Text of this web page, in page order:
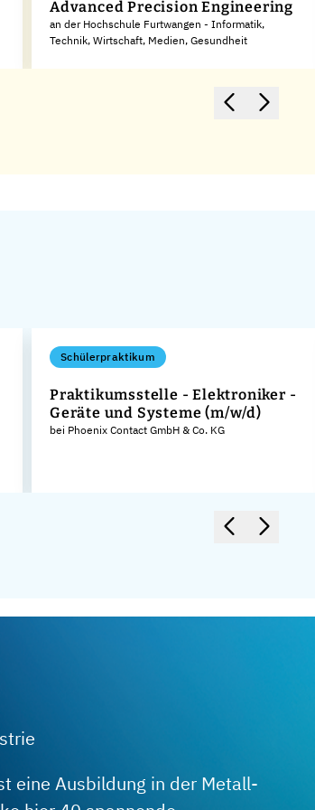
Advanced Precision Engineering
an der Hochschule Furtwangen - Informatik,
Technik, Wirtschaft, Medien, Gesundheit
Schülerpraktikum
Praktikumsstelle - Elektroniker -
Geräte und Systeme (m/w/d)
bei Phoenix Contact GmbH & Co. KG
eine Ausbildung in der Metall-